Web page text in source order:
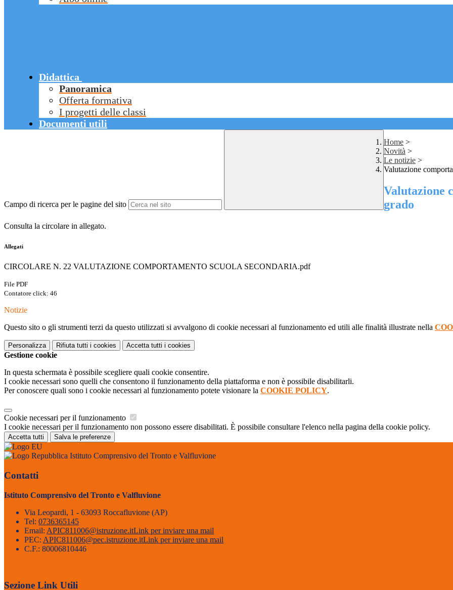
Didattica
Panoramica
Offerta formativa
I progetti delle classi
Documenti utili
Campo di ricerca per le pagine del sito
Home >
Novità >
Le notizie >
Valutazione
Valutazione
grado
Consulta la circolare in allegato.
Allegati
CIRCOLARE N. 22 VALUTAZIONE COMPORTAMENTO SCUOLA SECONDARIA.pdf
File PDF
Contatore click: 46
Notizie
Questo sito o gli strumenti terzi da questo utilizzati si avvalgono di cookie necessari al funzionamento ed utili alle finalità illustrate nella
Personalizza Rifiuta tutti i cookies Accetta tutti i cookies
Gestione cookie
In questa schermata è possibile scegliere quali cookie consentire.
I cookie necessari sono quelli che consentono il funzionamento della piattaforma e non è possibile disabilitarli.
Per conoscere quali sono i cookie necessari al funzionamento potete visionare la COOKIE POLICY.
Cookie necessari per il funzionamento
I cookie necessari per il funzionamento non possono essere disabilitati. È possibile consultare l'elenco nella pagina della cookie policy.
Accetta tutti Salva le preferenze
Istituto Comprensivo del Tronto e Valfluvione
Contatti
Istituto Comprensivo del Tronto e Valfluvione
Via Leopardi, 1 - 63093 Roccafluvione (AP)
Tel: 0736365145
Email: APIC811006@istruzione.itLink per inviare una mail
PEC: APIC811006@pec.istruzione.itLink per inviare una mail
C.F.: 80006810446
Sezione Link Utili